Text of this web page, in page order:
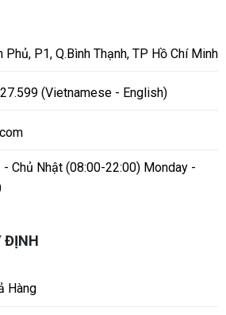
P1, Q.Bình Thạnh, TP Hồ Chí Minh
(Vietnamese - English)
Chủ Nhật (08:00-22:00) Monday -
ĐỊNH
Hàng